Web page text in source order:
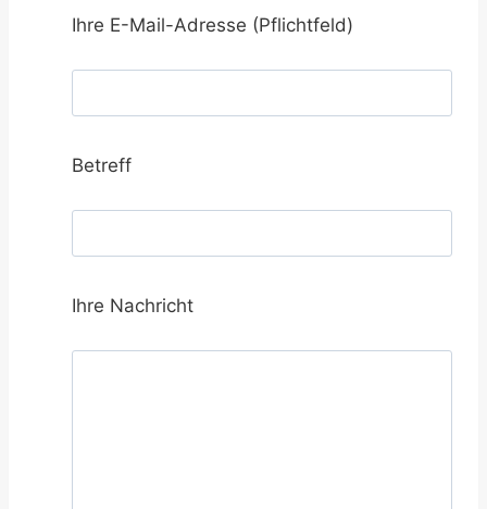
Ihre E-Mail-Adresse (Pflichtfeld)
Betreff
Ihre Nachricht